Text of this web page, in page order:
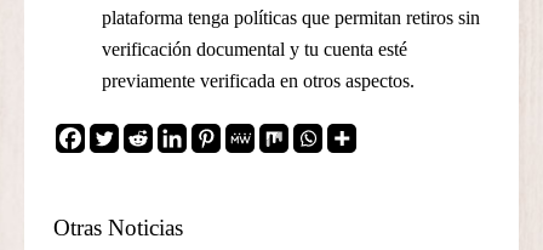
plataforma tenga políticas que permitan retiros sin
verificación documental y tu cuenta esté
previamente verificada en otros aspectos.
Otras Noticias